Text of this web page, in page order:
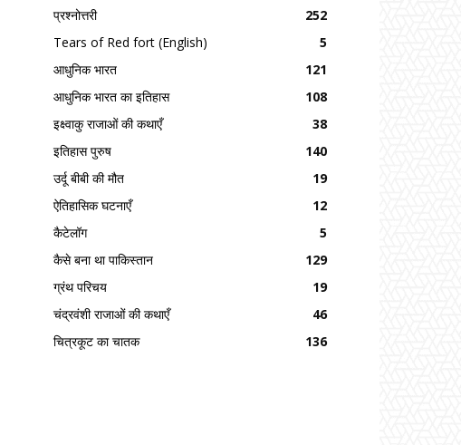
प्रश्नोत्तरी
252
Tears of Red fort (English)
5
आधुनिक भारत
121
आधुनिक भारत का इतिहास
108
इक्ष्वाकु राजाओं की कथाएँ
38
इतिहास पुरुष
140
उर्दू बीबी की मौत
19
ऐतिहासिक घटनाएँ
12
कैटेलॉग
5
कैसे बना था पाकिस्तान
129
ग्रंथ परिचय
19
चंद्रवंशी राजाओं की कथाएँ
46
चित्रकूट का चातक
136